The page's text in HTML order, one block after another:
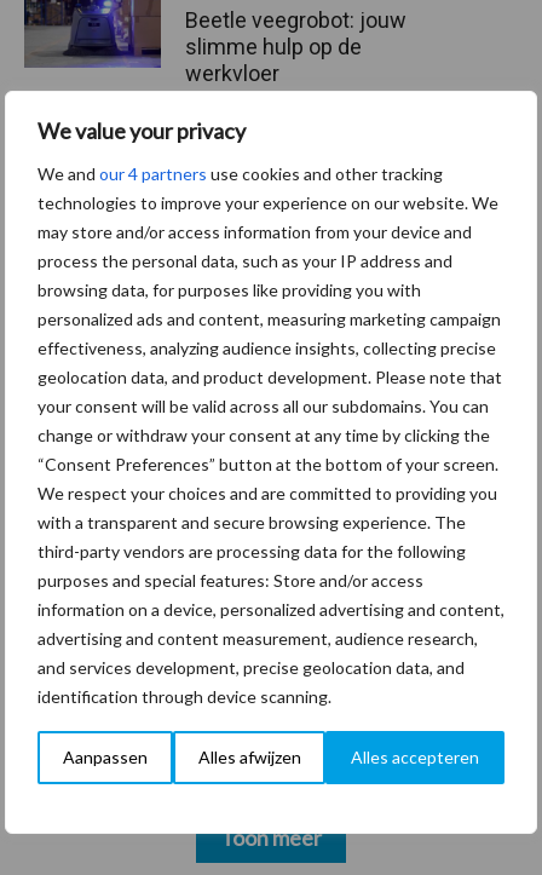
We value your privacy
We and our 4 partners use cookies and other tracking
technologies to improve your experience on our website. We
may store and/or access information from your device and
process the personal data, such as your IP address and
browsing data, for purposes like providing you with
personalized ads and content, measuring marketing campaign
effectiveness, analyzing audience insights, collecting precise
geolocation data, and product development. Please note that
your consent will be valid across all our subdomains. You can
change or withdraw your consent at any time by clicking the
“Consent Preferences” button at the bottom of your screen.
We respect your choices and are committed to providing you
with a transparent and secure browsing experience. The
third-party vendors are processing data for the following
purposes and special features: Store and/or access
information on a device, personalized advertising and content,
advertising and content measurement, audience research,
and services development, precise geolocation data, and
identification through device scanning.
Aanpassen Alles afwijzen Alles accepteren
Beetle veegrobot: jouw
slimme hulp op de
werkvloer
Bescherming van
persoonsgegevens: grip op
de risico’s
Hervorming flexibele
arbeidscontracten kent
mitsen en maren
Thema's Vakpartners
Coronavirus
Toon meer